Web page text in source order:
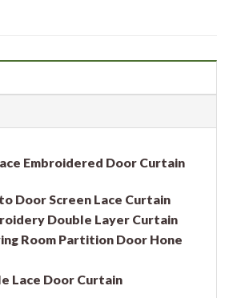
Embroidered Door Curtain
Door Screen Lace Curtain
Double Layer Curtain
Room Partition Door Hone
Lace Door Curtain